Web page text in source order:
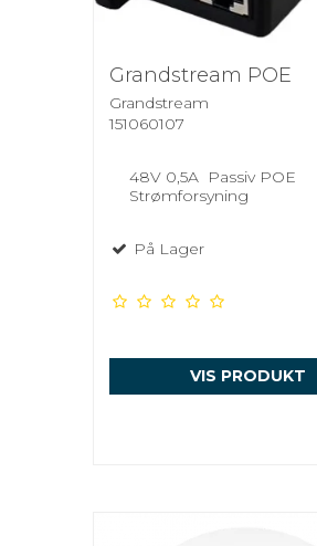
Grandstream POE
Grandstream
151060107
48V 0,5A Passiv POE
Strømforsyning
På Lager
VIS PRODUKT